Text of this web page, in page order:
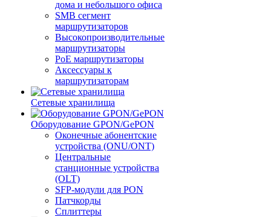
дома и небольшого офиса
SMB сегмент
маршрутизаторов
Высокопроизводительные
маршрутизаторы
PoE маршрутизаторы
Аксессуары к
маршрутизаторам
Сетевые хранилища
Оборудование GPON/GePON
Оконечные абонентские
устройства (ONU/ONT)
Центральные
станционные устройства
(OLT)
SFP-модули для PON
Патчкорды
Сплиттеры